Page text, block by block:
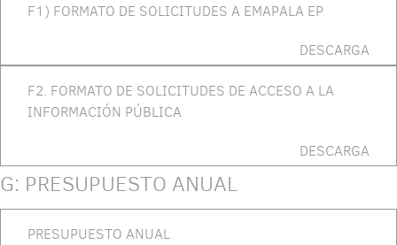
F1) FORMATO DE SOLICITUDES A EMAPALA EP
DESCARGA
F2. FORMATO DE SOLICITUDES DE ACCESO A LA
INFORMACIÓN PÚBLICA
DESCARGA
G: PRESUPUESTO ANUAL
PRESUPUESTO ANUAL